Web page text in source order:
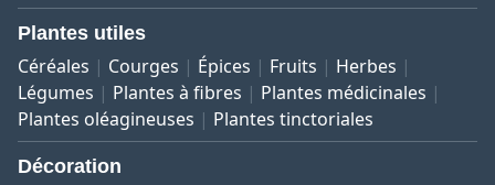
Plantes utiles
Céréales Courges Épices Fruits
Herbes
Légumes
Plantes à fibres
Plantes médicinales
Plantes oléagineuses
Plantes tinctoriales
Décoration